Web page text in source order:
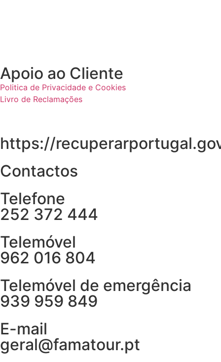
Apoio ao Cliente
Politica de Privacidade e Cookies
Livro de Reclamações
https://
Contactos
Telefone
252 372 444
Telemóvel
962 016 804
Telemóvel de emergência
939 959 849
E-mail
geral@famatour.pt